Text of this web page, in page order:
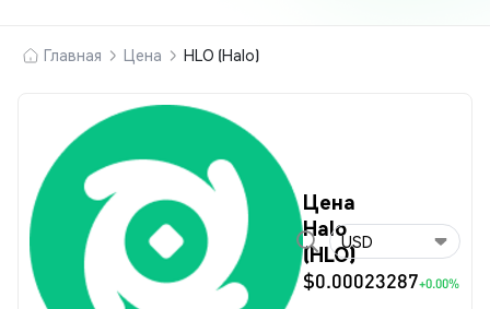
Главная Цена HLO (Halo)
Цена
Halo
(HLO)
$0.00023287+0.00%
USD